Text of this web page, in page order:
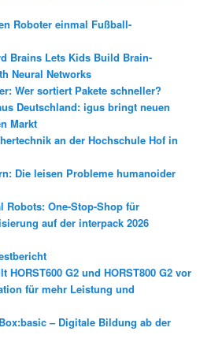
Roboter einmal Fußball-
Brains Lets Kids Build Brain-
Neural Networks
Wer sortiert Pakete schneller?
Deutschland: igus bringt neuen
Markt
an der Hochschule Hof in
Die leisen Probleme humanoider
Robots: One-Stop-Shop für
auf der interpack 2026
G2 und HORST800 G2 vor
für mehr Leistung und
– Digitale Bildung ab der